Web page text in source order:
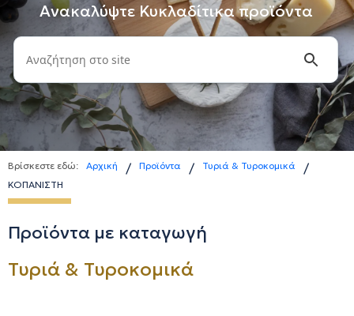
Ανακαλύψτε Κυκλαδίτικα προϊόντα
Βρίσκεστε εδώ: Αρχική / Προϊόντα / Τυριά & Τυροκομικά /
ΚΟΠΑΝΙΣΤΗ
Προϊόντα με καταγωγή
Τυριά & Τυροκομικά